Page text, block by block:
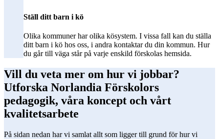
Ställ ditt barn i kö
Olika kommuner har olika kösystem. I vissa fall kan du ställa
ditt barn i kö hos oss, i andra kontaktar du din kommun. Hur
du går till väga står på varje enskild förskolas hemsida.
Vill du veta mer om hur vi jobbar?
Utforska Norlandia Förskolors
pedagogik, våra koncept och vårt
kvalitetsarbete
På sidan nedan har vi samlat allt som ligger till grund för hur vi